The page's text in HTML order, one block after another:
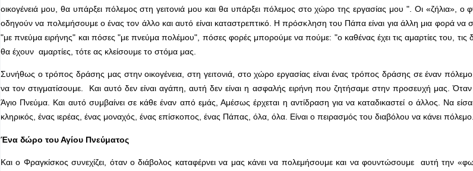
οικογένειά μου, θα υπάρξει πόλεμος στη γειτονιά μου και θα υπάρξει πόλεμος στο χώρο της εργασίας μου ". Οι «ζήλια», ο
οδηγούν να πολεμήσουμε ο ένας τον άλλο και αυτό είναι καταστρεπτικό. Η πρόσκληση του Πάπα είναι για άλλη μια φορά να
"με πνεύμα ειρήνης" και πόσες "με πνεύμα πολέμου", πόσες φορές μπορούμε να πούμε: "ο καθένας έχει τις αμαρτίες του, τις
θα έχουν αμαρτίες, τότε ας κλείσουμε το στόμα μας.
Συνήθως ο τρόπος δράσης μας στην οικογένεια, στη γειτονιά, στο χώρο εργασίας είναι ένας τρόπος δράσης σε έναν
να τον στιγματίσουμε. Και αυτό δεν είναι αγάπη, αυτή δεν είναι η ασφαλής ειρήνη που ζητήσαμε στην προσευχή μας.
Άγιο Πνεύμα. Και αυτό συμβαίνει σε κάθε έναν από εμάς, Αμέσως έρχεται η αντίδραση για να καταδικαστεί ο άλλος. Να
κληρικός, ένας ιερέας, ένας μοναχός, ένας επίσκοπος, ένας Πάπας, όλα, όλα. Είναι ο πειρασμός του διαβόλου να κάνει πόλεμο.
Ένα δώρο του Αγίου Πνεύματος
Και ο Φραγκίσκος συνεχίζει, όταν ο διάβολος καταφέρνει να μας κάνει να πολεμήσουμε και να φουντώσουμε αυτή την